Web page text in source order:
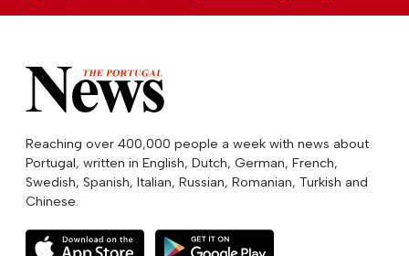
Reaching over 400,000 people a week with news about
Portugal, written in English, Dutch, German, French,
Swedish, Spanish, Italian, Russian, Romanian, Turkish and
Chinese.